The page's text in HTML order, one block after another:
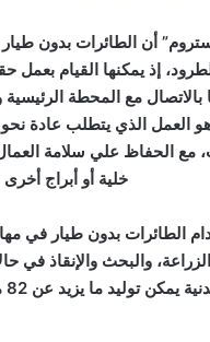
أن الطائرات بدون طيار
بالاتصال مع المحطة
خلية أو أبراج أخرى
الطائرات بدون طيار في
عن 82 مليار دولار على مدى العقد المقبل.